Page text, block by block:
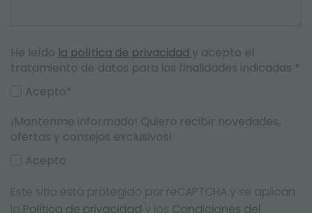
He leído la política de privacidad y acepto el
tratamiento de datos para las finalidades indicadas *
Acepto*
¡Mantenme informado! Quiero recibir novedades,
ofertas y consejos exclusivos!
Acepto
Este sitio está protegido por reCAPTCHA y se aplican
la Política de privacidad y los Condiciones del